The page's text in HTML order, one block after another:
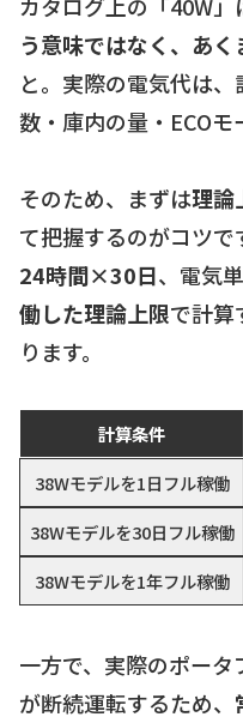
う意味ではなく、あ
と。実際の電気代は
数・庫内の量・ECOモ
そのため、まずは理論
て把握するのがコツで
24時間×30日、電気
働した理論上限で計算
ります。
計算条件
38Wモデルを1日フル稼働
38Wモデルを30日フル稼働
38Wモデルを1年フル稼働
一方で、実際のポー
が断続運転するため、